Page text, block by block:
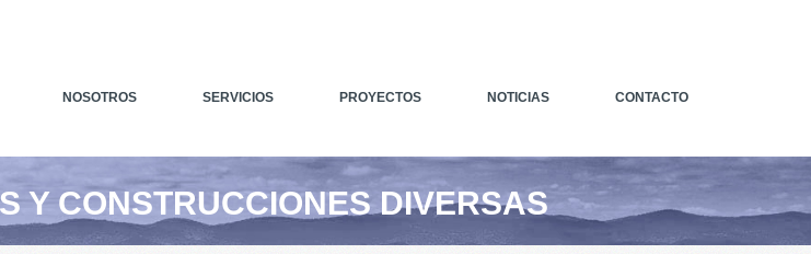
NOSOTROS SERVICIOS PROYECTOS NOTICIAS CONTACTO
Y CONSTRUCCIONES DIVERSAS